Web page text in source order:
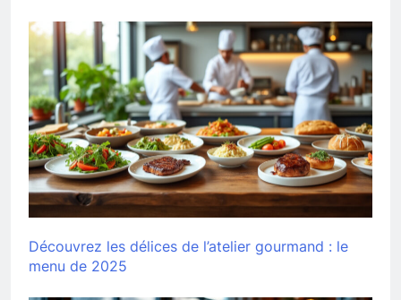
Découvrez les délices de l’atelier gourmand : le
menu de 2025